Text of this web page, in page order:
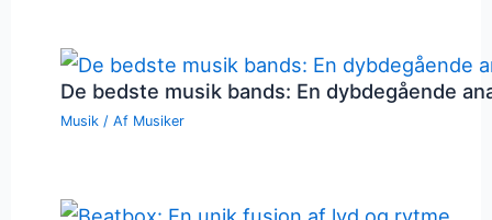
De bedste musik bands: En dybdegående
Musik / Af Musiker